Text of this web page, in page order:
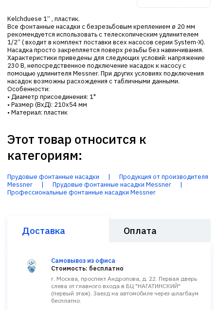
Kelchduese 1” , пластик.
Все фонтанные насадки с безрезьбовым креплением ø 20 мм
рекомендуется использовать с телескопическим удлинителем
1/2” ( входит в комплект поставки всех насосов серии System-X).
Насадка просто закрепляется поверх резьбы без навинчивания.
Характеристики приведены для следующих условий: напряжение
230 В, непосредственное подключение насадок к насосу с
помощью удлинителя Messner. При других условиях подключения
насадок возможны расхождения с табличными данными.
Особенности:
• Диаметр присоединения: 1"
• Размер (ВхД): 210х54 мм
• Материал: пластик
Этот товар относится к
категориям:
Прудовые фонтанные насадки |
Продукция от производителя
Messner
| Прудовые фонтанные насадки Messner
|
Профессиональные фонтанные насадки Messner
Доставка Оплата
Самовывоз из офиса
Стоимость: бесплатно
г. Москва, проспект Андропова, д. 22. Первая дверь
слева от главного входа в БЦ "НАГАТИНСКИЙ"
(первый этаж). Заезд на автомобиле через шлагбаум
бесплатно.